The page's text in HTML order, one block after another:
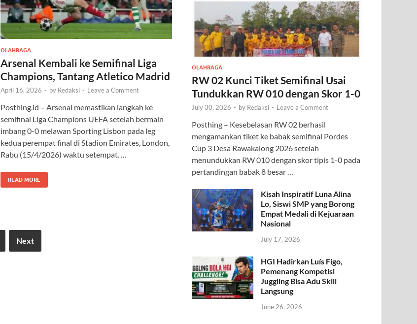
OLAHRAGA
Arsenal Kembali ke Semifinal Liga
Champions, Tantang Atletico Madrid
April 16, 2026 - by Redaksi - Leave a Comment
Posthing.id – Arsenal memastikan langkah ke
semifinal Liga Champions UEFA setelah bermain
imbang 0-0 melawan Sporting Lisbon pada leg
kedua perempat final di Stadion Emirates, London,
Rabu (15/4/2026) waktu setempat. …
READ MORE
Next
OLAHRAGA
RW 02 Kunci Tiket Semifinal Usai
Tundukkan RW 010 dengan Skor 1-0
July 30, 2026 - by Redaksi - Leave a Comment
Posthing – Kesebelasan RW 02 berhasil
mengamankan tiket ke babak semifinal Pordes
Cup 3 Desa Rawakalong 2026 setelah
menundukkan RW 010 dengan skor tipis 1-0 pada
pertandingan babak 8 besar …
Kisah Inspiratif Luna Alina
Lo, Siswi SMP yang Borong
Empat Medali di Kejuaraan
Nasional
July 17, 2026
HGI Hadirkan Luís Figo,
Pemenang Kompetisi
Juggling Bisa Adu Skill
Langsung
June 26, 2026